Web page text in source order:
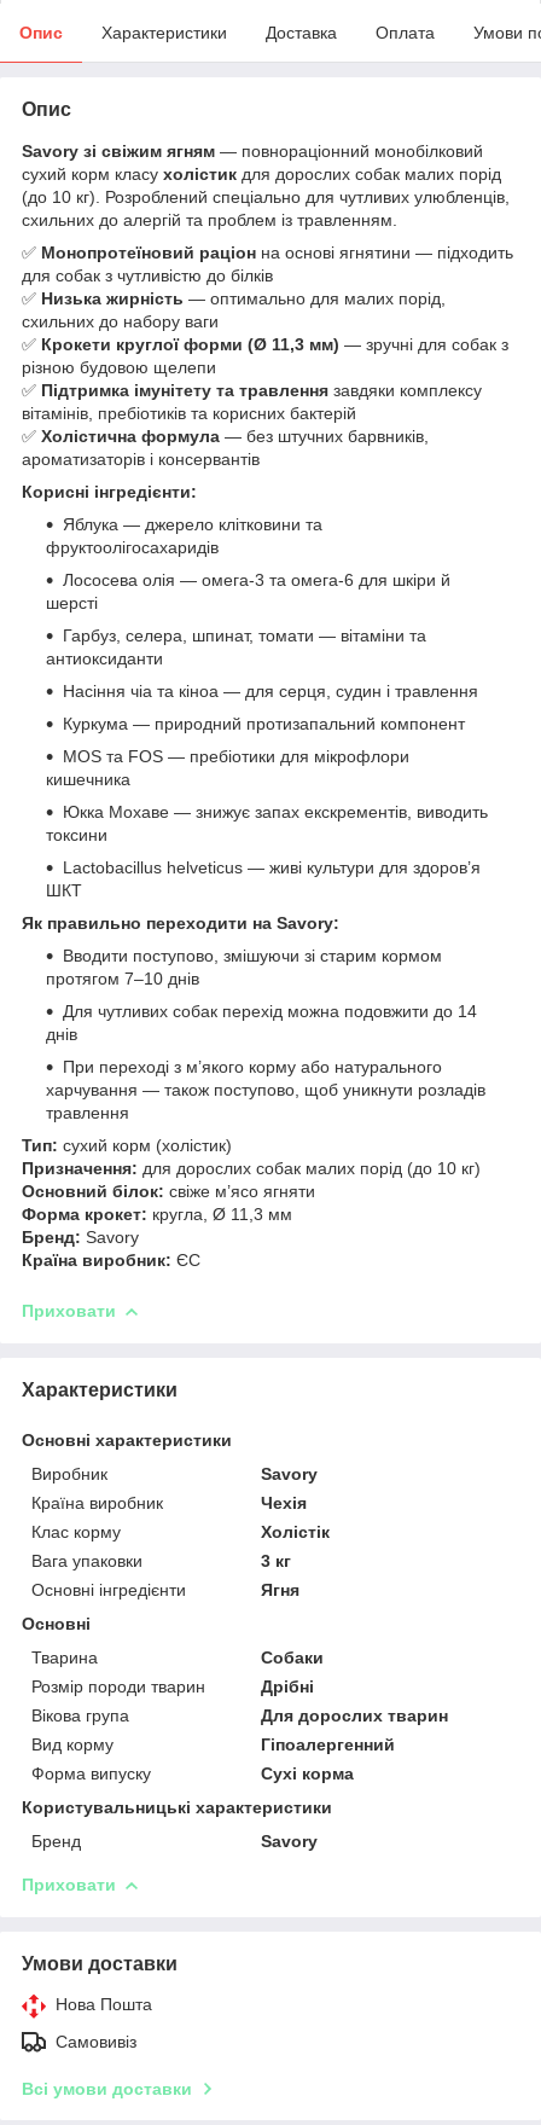
Опис Характеристики Доставка Оплата Умови
Опис
Savory зі свіжим ягням — повнораціонний монобілковий
сухий корм класу холістик для дорослих собак малих порід
(до 10 кг). Розроблений спеціально для чутливих улюбленців,
схильних до алергій та проблем із травленням.
✅ Монопротеїновий раціон на основі ягнятини — підходить
для собак з чутливістю до білків
✅ Низька жирність — оптимально для малих порід,
схильних до набору ваги
✅ Крокети круглої форми (Ø 11,3 мм) — зручні для собак з
різною будовою щелепи
✅ Підтримка імунітету та травлення завдяки комплексу
вітамінів, пребіотиків та корисних бактерій
✅ Холістична формула — без штучних барвників,
ароматизаторів і консервантів
Корисні інгредієнти:
Яблука — джерело клітковини та
фруктоолігосахаридів
Лососева олія — омега‑3 та омега‑6 для шкіри й
шерсті
Гарбуз, селера, шпинат, томати — вітаміни та
антиоксиданти
Насіння чіа та кіноа — для серця, судин і травлення
Куркума — природний протизапальний компонент
MOS та FOS — пребіотики для мікрофлори
кишечника
Юкка Мохаве — знижує запах екскрементів, виводить
токсини
Lactobacillus helveticus — живі культури для здоров’я
ШКТ
Як правильно переходити на Savory:
Вводити поступово, змішуючи зі старим кормом
протягом 7–10 днів
Для чутливих собак перехід можна подовжити до 14
днів
При переході з м’якого корму або натурального
харчування — також поступово, щоб уникнути розладів
травлення
Тип: сухий корм (холістик)
Призначення: для дорослих собак малих порід (до 10 кг)
Основний білок: свіже м’ясо ягняти
Форма крокет: кругла, Ø 11,3 мм
Бренд: Savory
Країна виробник: ЄС
Приховати
Характеристики
Основні характеристики
Виробник
Savory
Країна виробник
Чехія
Клас корму
Холістік
Вага упаковки
3 кг
Основні інгредієнти
Ягня
Основні
Тварина
Собаки
Розмір породи тварин
Дрібні
Вікова група
Для дорослих тварин
Вид корму
Гіпоалергенний
Форма випуску
Сухі корма
Користувальницькі характеристики
Бренд
Savory
Приховати
Умови доставки
Нова Пошта
Самовивіз
Всі умови доставки